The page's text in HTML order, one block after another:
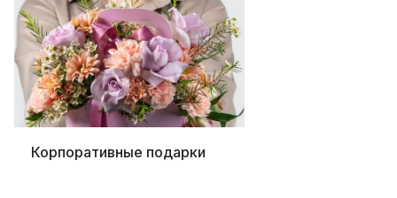
Корпоративные подарки